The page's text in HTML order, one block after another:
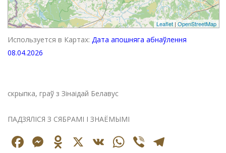
Leaflet |OpenStreetMap
Используется в Картах: Дата апошняга абнаўлення
08.04.2026
скрыпка, граў з Зінаідай Белавус
ПАДЗЯЛІСЯ З СЯБРАМІ І ЗНАЁМЫМІ
Facebook
Messenger
Odnoklassniki
X VK WhatsApp
Viber